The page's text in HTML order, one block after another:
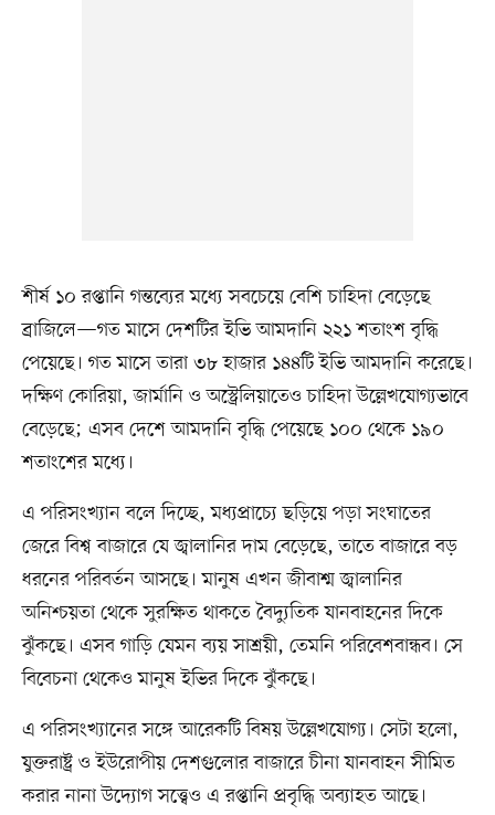
শীর্ষ ১০ রপ্তানি গন্তব্যের মধ্যে সবচেয়ে বেশি চাহিদা বেড়েছে
ব্রাজিলে—গত মাসে দেশটির ইভি আমদানি ২২১ শতাংশ বৃদ্ধি
পেয়েছে। গত মাসে তারা ৩৮ হাজার ১৪৪টি ইভি আমদানি করেছে।
দক্ষিণ কোরিয়া, জার্মানি ও অস্ট্রেলিয়াতেও চাহিদা উল্লেখযোগ্যভাবে
বেড়েছে; এসব দেশে আমদানি বৃদ্ধি পেয়েছে ১০০ থেকে ১৯০
শতাংশের মধ্যে।
এ পরিসংখ্যান বলে দিচ্ছে, মধ্যপ্রাচ্যে ছড়িয়ে পড়া সংঘাতের
জেরে বিশ্ব বাজারে যে জ্বালানির দাম বেড়েছে, তাতে বাজারে বড়
ধরনের পরিবর্তন আসছে। মানুষ এখন জীবাশ্ম জ্বালানির
অনিশ্চয়তা থেকে সুরক্ষিত থাকতে বৈদ্যুতিক যানবাহনের দিকে
ঝুঁকছে। এসব গাড়ি যেমন ব্যয় সাশ্রয়ী, তেমনি পরিবেশবান্ধব। সে
বিবেচনা থেকেও মানুষ ইভির দিকে ঝুঁকছে।
এ পরিসংখ্যানের সঙ্গে আরেকটি বিষয় উল্লেখযোগ্য। সেটা হলো,
যুক্তরাষ্ট্র ও ইউরোপীয় দেশগুলোর বাজারে চীনা যানবাহন সীমিত
করার নানা উদ্যোগ সত্ত্বেও এ রপ্তানি প্রবৃদ্ধি অব্যাহত আছে।